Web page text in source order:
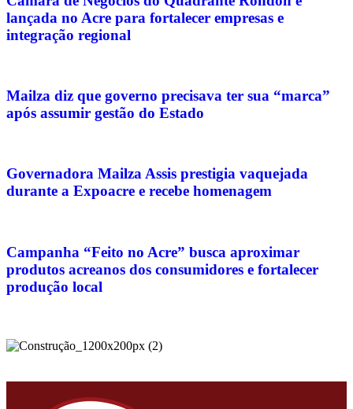
lançada no Acre para fortalecer empresas e
integração regional
Mailza diz que governo precisava ter sua “marca”
após assumir gestão do Estado
Governadora Mailza Assis prestigia vaquejada
durante a Expoacre e recebe homenagem
Campanha “Feito no Acre” busca aproximar
produtos acreanos dos consumidores e fortalecer
produção local